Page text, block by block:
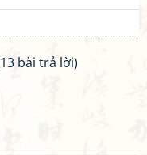
bài trả lời)